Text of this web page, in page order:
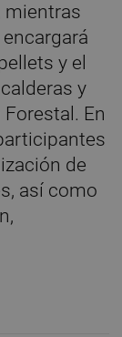
mientras
y el
y
En
de
así como